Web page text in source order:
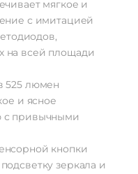
мягкое и
с имитацией
на всей площади
525 люмен
и ясное
с привычными
кнопки
зеркала и